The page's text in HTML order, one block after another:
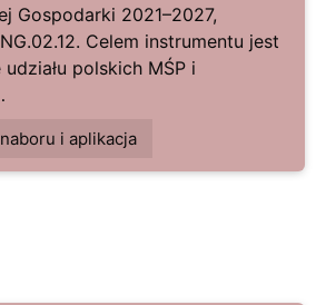
Gospodarki 2021–2027,
Celem instrumentu jest
polskich MŚP i
i aplikacja